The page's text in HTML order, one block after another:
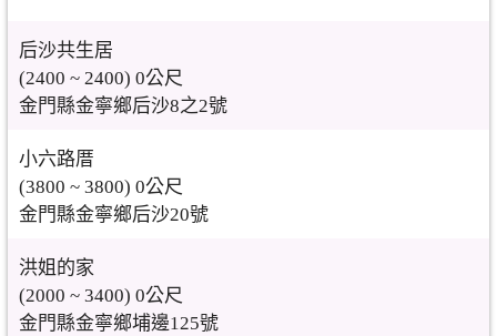
后沙共生居
(2400 ~ 2400) 0公尺
金門縣金寧鄉后沙8之2號
小六路厝
(3800 ~ 3800) 0公尺
金門縣金寧鄉后沙20號
洪姐的家
(2000 ~ 3400) 0公尺
金門縣金寧鄉埔邊125號